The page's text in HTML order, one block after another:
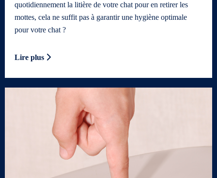
quotidiennement la litière de votre chat pour en retirer les
mottes, cela ne suffit pas à garantir une hygiène optimale
pour votre chat ?
Lire plus